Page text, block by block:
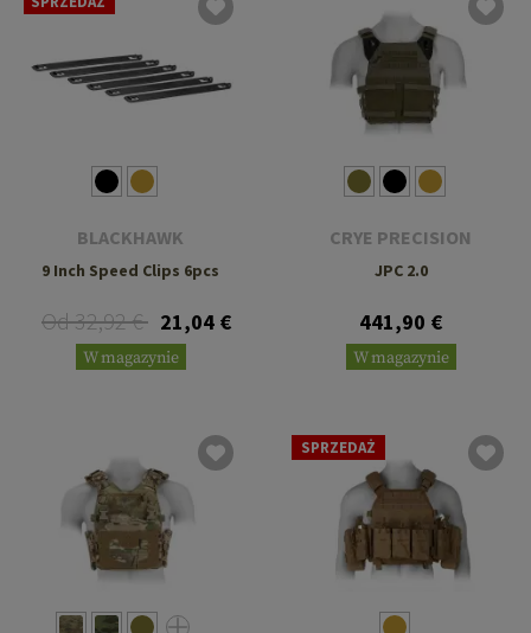
BLACKHAWK
9 Inch Speed Clips 6pcs
Od 32,92 € 21,04 €
W magazynie
CRYE PRECISION
JPC 2.0
441,90 €
W magazynie
SPRZEDAŻ